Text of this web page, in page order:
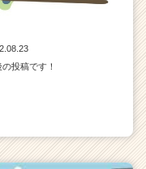
の投稿です！